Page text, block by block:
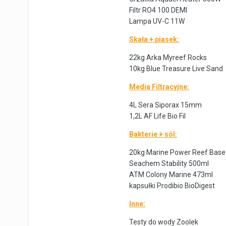
Filtr RO4 100 DEMI
Lampa UV-C 11W
Skała + piasek:
22kg Arka Myreef Rocks
10kg Blue Treasure Live Sand
Media Filtracyjne:
4L Sera Siporax 15mm
1,2L AF Life Bio Fil
Bakterie + sól:
20kg Marine Power Reef
Seachem Stability 500ml
ATM Colony Marine 473ml
kapsułki Prodibio BioDigest
Inne:
Testy do wody Zoolek